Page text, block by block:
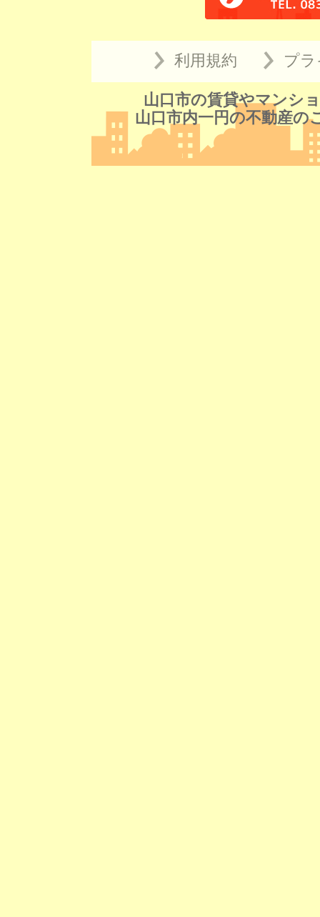
利用規約 プ
山口市の賃貸やマンシ
山口市内一円の不動産の